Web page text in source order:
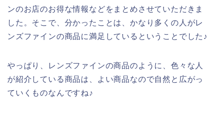
ンのお店のお得な情報などをまとめさせていただきま
した。そこで、分かったことは、かなり多くの人がレ
ンズファインの商品に満足しているということでした♪
やっぱり、レンズファインの商品のように、色々な人
が紹介している商品は、よい商品なので自然と広がっ
ていくものなんですね♪